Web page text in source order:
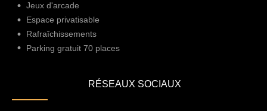
Jeux d'arcade
Espace privatisable
Rafraîchissements
Parking gratuit 70 places
RÉSEAUX SOCIAUX